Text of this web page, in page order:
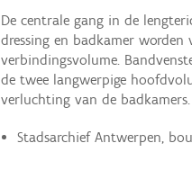
De centrale gang in de
dressing en badkamer
verbindingsvolume.
de twee langwerpige
verluchting van de badkamers.
Stadsarchief Antwerpen,